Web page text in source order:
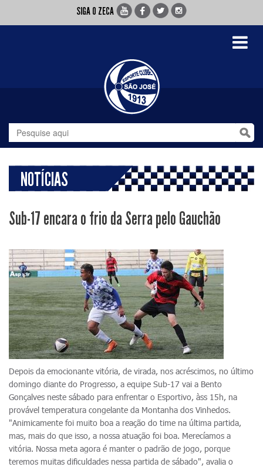
SIGA O ZECA
Toggle
NOTÍCIAS
Sub-17 encara o frio da Serra pelo Gauchão
Depois da emocionante vitória, de virada, nos acréscimos, no último
domingo diante do Progresso, a equipe Sub-17 vai a Bento
Gonçalves neste sábado para enfrentar o Esportivo, àss 15h, na
provável temperatura congelante da Montanha dos Vinhedos.
"Animicamente foi muito boa a reação do time na última partida,
mas, mais do que isso, a nossa atuação foi boa. Merecíamos a
vitória. Nossa meta agora é manter o padrão de jogo, porque
teremos muitas dificuldades nessa partida de sábado", avalia o